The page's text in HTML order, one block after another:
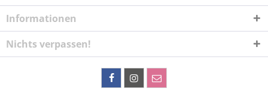
Informationen
Nichts verpassen!